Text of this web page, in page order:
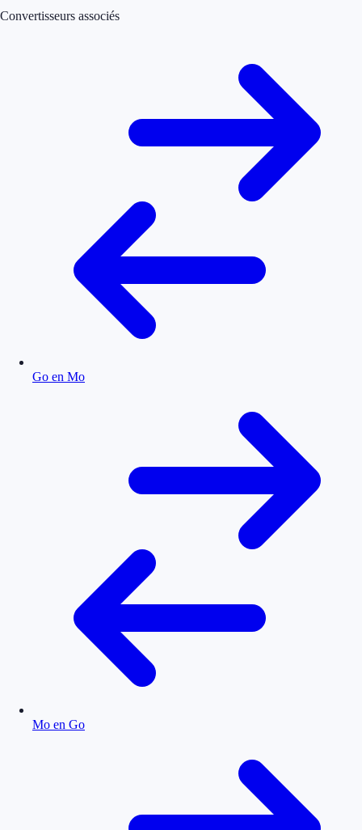
Convertisseurs associés
Go en Mo
Mo en Go